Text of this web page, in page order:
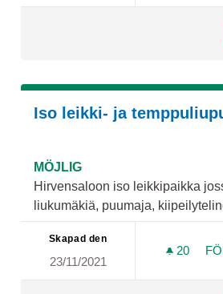
Iso leikki- ja
MÖJLIG
Hirvensaloon iso leikkipaikka
liukumäkiä, puumaja,
Skapad den
23/11/2021
20 20